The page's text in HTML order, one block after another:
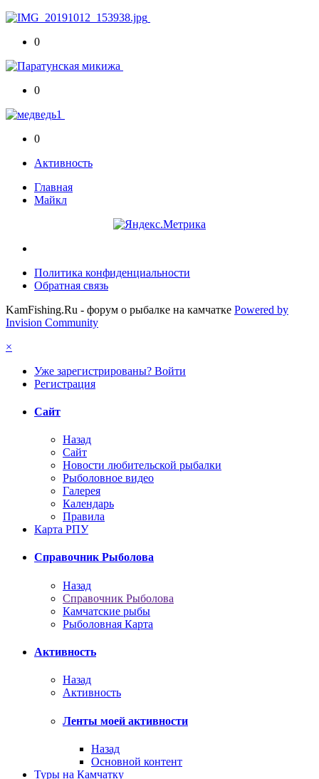
0
0
0
Активность
Главная
Майкл
Политика конфиденциальности
Обратная связь
KamFishing.Ru - форум о рыбалке на камчатке Powered by
Invision Community
×
Уже зарегистрированы? Войти
Регистрация
Сайт
Назад
Сайт
Новости любительской рыбалки
Рыболовное видео
Галерея
Календарь
Правила
Карта РПУ
Справочник Рыболова
Назад
Справочник Рыболова
Камчатские рыбы
Рыболовная Карта
Активность
Назад
Активность
Ленты моей активности
Назад
Основной контент
Туры на Камчатку